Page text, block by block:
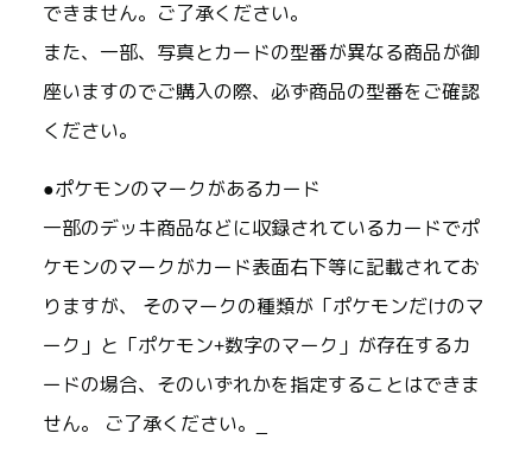
できません。ご了承ください。
また、一部、写真とカードの型番が異なる商品が御
座いますのでご購入の際、必ず商品の型番をご確認
ください。
●ポケモンのマークがあるカード
一部のデッキ商品などに収録されているカードでポ
ケモンのマークがカード表面右下等に記載されてお
りますが、 そのマークの種類が「ポケモンだけのマ
ーク」と「ポケモン+数字のマーク」が存在するカ
ードの場合、そのいずれかを指定することはできま
せん。 ご了承ください。_